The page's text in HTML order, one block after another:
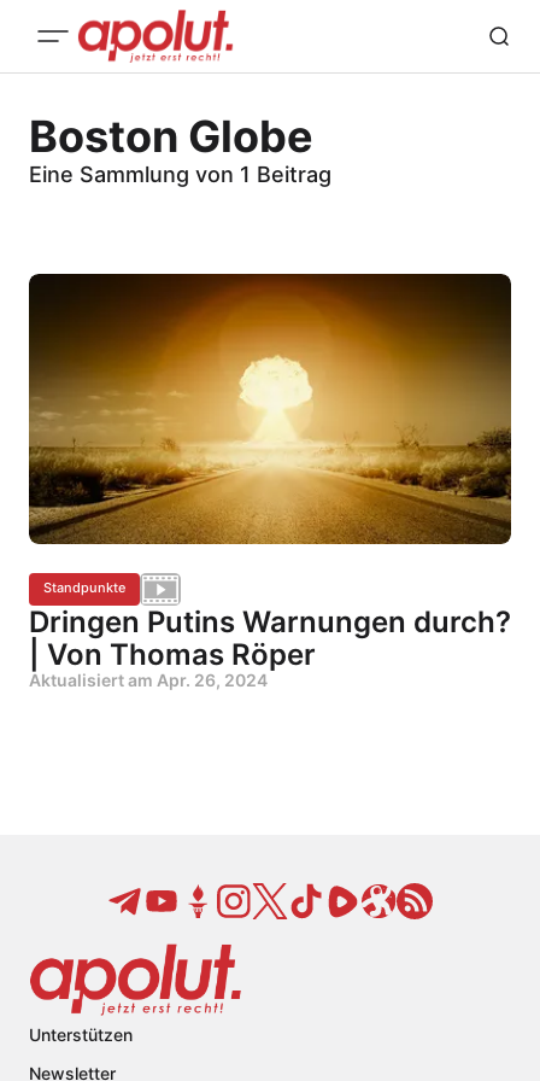
Boston Globe
Eine Sammlung von 1 Beitrag
Standpunkte
Dringen Putins Warnungen durch?
| Von Thomas Röper
Aktualisiert am Apr. 26, 2024
Unterstützen
Newsletter